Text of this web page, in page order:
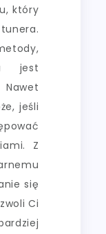
który
jest
Nawet
jeśli
Z
się
Ci